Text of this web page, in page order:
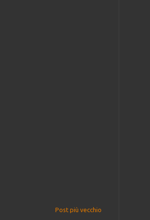
Post più vecchio